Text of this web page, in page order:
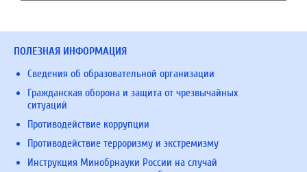
ПОЛЕЗНАЯ ИНФОРМАЦИЯ
Сведения об образовательной организации
Гражданская оборона и защита от чрезвычайных
ситуаций
Противодействие коррупции
Противодействие терроризму и экстремизму
Инструкция Минобрнауки России на случай